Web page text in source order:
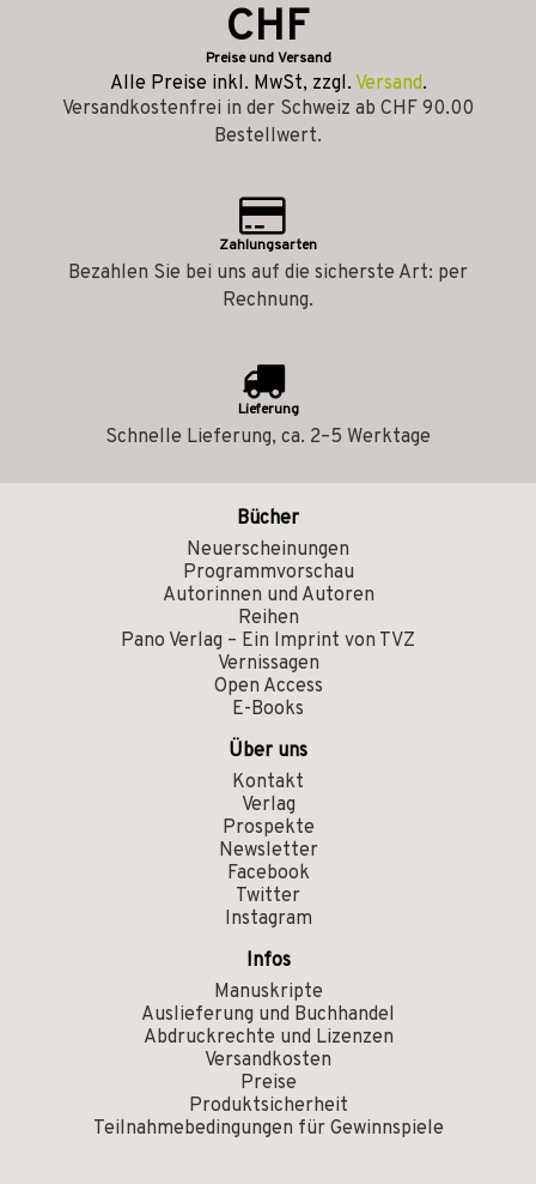
CHF
Preise und Versand
Alle Preise inkl. MwSt, zzgl. Versand.
Versandkostenfrei in der Schweiz ab CHF 90.00
Bestellwert.
Zahlungsarten
Bezahlen Sie bei uns auf die sicherste Art: per
Rechnung.
Lieferung
Schnelle Lieferung, ca. 2–5 Werktage
Bücher
Neuerscheinungen
Programmvorschau
Autorinnen und Autoren
Reihen
Pano Verlag – Ein Imprint von TVZ
Vernissagen
Open Access
E-Books
Über uns
Kontakt
Verlag
Prospekte
Newsletter
Facebook
Twitter
Instagram
Infos
Manuskripte
Auslieferung und Buchhandel
Abdruckrechte und Lizenzen
Versandkosten
Preise
Produktsicherheit
Teilnahmebedingungen für Gewinnspiele